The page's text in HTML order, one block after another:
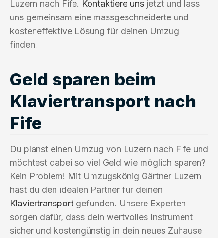
Luzern nach Fife. Kontaktiere uns jetzt und lass
uns gemeinsam eine massgeschneiderte und
kosteneffektive Lösung für deinen Umzug
finden.
Geld sparen beim
Klaviertransport nach
Fife
Du planst einen Umzug von Luzern nach Fife und
möchtest dabei so viel Geld wie möglich sparen?
Kein Problem! Mit Umzugskönig Gärtner Luzern
hast du den idealen Partner für deinen
Klaviertransport gefunden. Unsere Experten
sorgen dafür, dass dein wertvolles Instrument
sicher und kostengünstig in dein neues Zuhause